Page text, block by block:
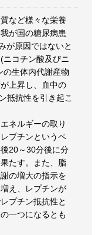
など様々な栄養
が国の糖尿病患
が原因ではないと
コチン酸及びニ
の生体内代謝産物
上昇し、血中の
抵抗性を引き起こ
ネルギーの取り
プチンというペ
20～30分後に分
たす。また、脂
の増大の指示を
え、レプチンが
プチン抵抗性と
一つになるとも